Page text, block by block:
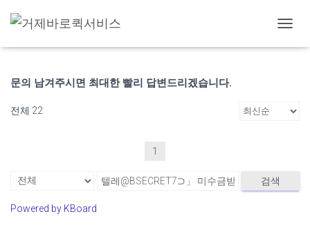
비
글
고객 게시판
문의 남겨주시면 최대한 빨리 답변드리겠습니다.
전체 22
1
검색
Powered by KBoard